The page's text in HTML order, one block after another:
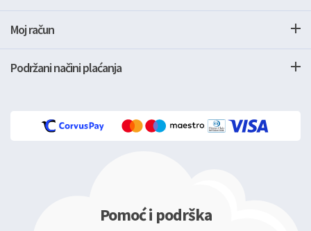
Moj račun
Podržani načini plaćanja
Pomoć i podrška